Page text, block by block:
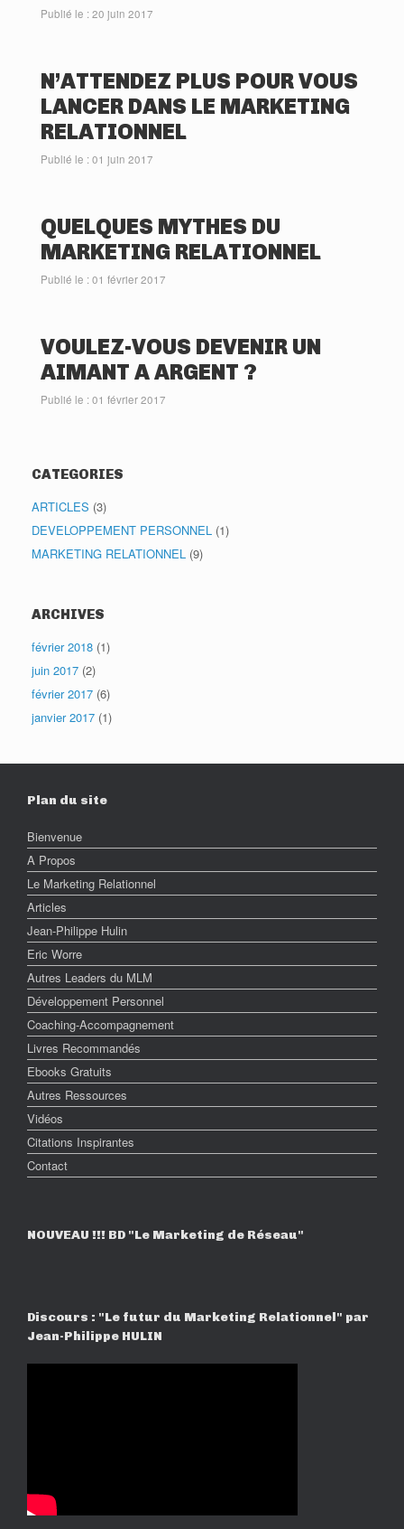
Publié le : 20 juin 2017
N’ATTENDEZ PLUS POUR VOUS
LANCER DANS LE MARKETING
RELATIONNEL
Publié le : 01 juin 2017
QUELQUES MYTHES DU
MARKETING RELATIONNEL
Publié le : 01 février 2017
VOULEZ-VOUS DEVENIR UN
AIMANT A ARGENT ?
Publié le : 01 février 2017
CATEGORIES
ARTICLES (3)
DEVELOPPEMENT PERSONNEL (1)
MARKETING RELATIONNEL (9)
ARCHIVES
février 2018 (1)
juin 2017 (2)
février 2017 (6)
janvier 2017 (1)
Plan du site
Bienvenue
A Propos
Le Marketing Relationnel
Articles
Jean-Philippe Hulin
Eric Worre
Autres Leaders du MLM
Développement Personnel
Coaching-Accompagnement
Livres Recommandés
Ebooks Gratuits
Autres Ressources
Vidéos
Citations Inspirantes
Contact
NOUVEAU !!! BD "Le Marketing de Réseau"
Discours : "Le futur du Marketing Relationnel" par
Jean-Philippe HULIN